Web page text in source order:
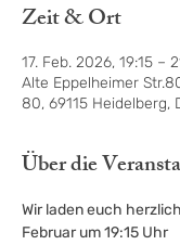
Zeit & Ort
17. Feb. 2026, 19:15 –
Alte Eppelheimer
80, 69115 Heidelberg,
Über die
Wir laden euch
Februar um 19:15 Uhr